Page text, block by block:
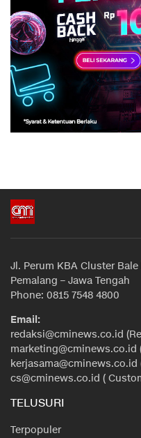
Jl. Perum KBA Cluster
Pemalang – Jawa Tengah
Phone: 0815 7548 4800
Email:
redaksi@cminews.co.id
marketing@cminews.co.id
kerjasama@cminews.co.id
cs@cminews.co.id (
TELUSURI
Terpopuler